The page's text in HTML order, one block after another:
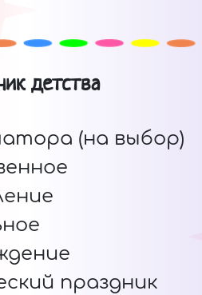
детства
(на выбор)
праздник